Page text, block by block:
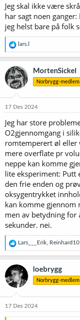
Jeg skal ikke være
har sagt noen
jeg helst bare på folk
R
e
a
k
s
j
o
e
:
lars.l
MortenSickel
Norbrygg-medlem
17 Des 2024
Jeg har store
O2gjennomgang i
romtemperert øl eller
mere overflate pr
neppe kan komme
lite eksperiment: Putt
den frie enden og
oksygentrykket
kan komme gjennom
men av betydning for
sekunder. nei.
R
e
a
k
s
j
o
e
Lars___Erik Reinhard10
loebrygg
Norbrygg-medlem
17 Des 2024